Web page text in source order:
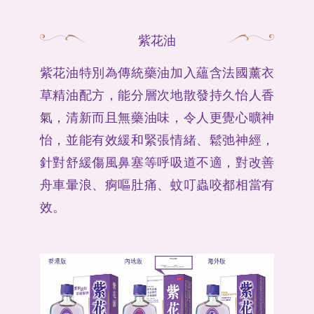
紫花油
紫花油特別為傳統藥油加入蘊含法國薰衣
草精油配方，能分層次地散發持久怡人香
氣，清新而且無藥油味，令人更覺心曠神
怡，並能有效緩和緊張情緒、鬆弛神經，
針對舒緩傷風鼻塞等呼吸道不適，對改善
舟車暈浪、痾嘔肚痛、蚊叮蟲咬都相當有
效。
Copyright© since 2008 Hong Kong Zihua Pharmaceutical Ltd. All rights
reserved.
使用條款
私隱政策